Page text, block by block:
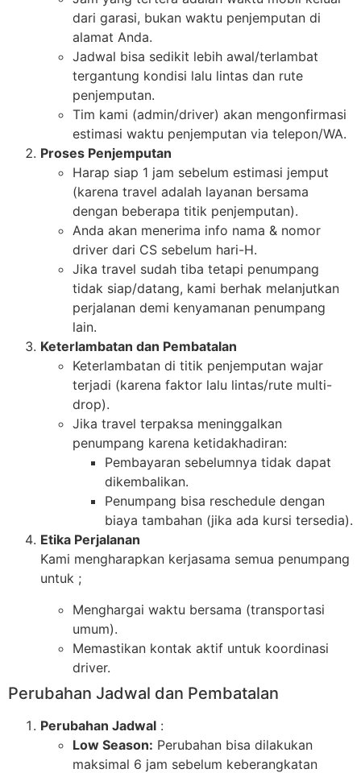
dari garasi, bukan waktu penjemputan di
alamat Anda.
Jadwal bisa sedikit lebih awal/terlambat
tergantung kondisi lalu lintas dan rute
penjemputan.
Tim kami (admin/driver) akan mengonfirmasi
estimasi waktu penjemputan via telepon/WA.
Proses Penjemputan
Harap siap 1 jam sebelum estimasi jemput
(karena travel adalah layanan bersama
dengan beberapa titik penjemputan).
Anda akan menerima info nama & nomor
driver dari CS sebelum hari-H.
Jika travel sudah tiba tetapi penumpang
tidak siap/datang, kami berhak melanjutkan
perjalanan demi kenyamanan penumpang
lain.
Keterlambatan dan Pembatalan
Keterlambatan di titik penjemputan wajar
terjadi (karena faktor lalu lintas/rute multi-
drop).
Jika travel terpaksa meninggalkan
penumpang karena ketidakhadiran:
Pembayaran sebelumnya tidak dapat
dikembalikan.
Penumpang bisa reschedule dengan
biaya tambahan (jika ada kursi tersedia).
Etika Perjalanan
Kami mengharapkan kerjasama semua penumpang
untuk ;
Menghargai waktu bersama (transportasi
umum).
Memastikan kontak aktif untuk koordinasi
driver.
Perubahan Jadwal dan Pembatalan
Perubahan Jadwal :
Low Season: Perubahan bisa dilakukan
maksimal 6 jam sebelum keberangkatan